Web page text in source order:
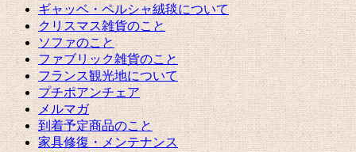
ギャッベ・ペルシャ絨毯について
クリスマス雑貨のこと
ソファのこと
ファブリック雑貨のこと
フランス観光地について
プチポアンチェア
メルマガ
到着予定商品のこと
家具修復・メンテナンス